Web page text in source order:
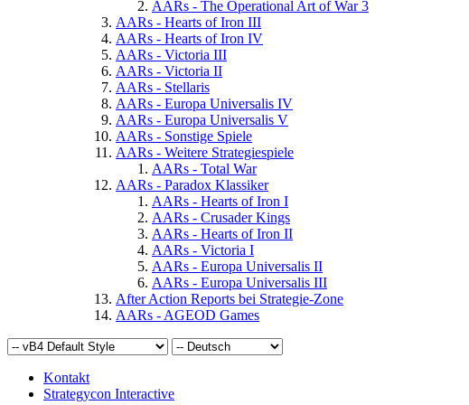
AARs - The Operational Art of War 3
AARs - Hearts of Iron III
AARs - Hearts of Iron IV
AARs - Victoria III
AARs - Victoria II
AARs - Stellaris
AARs - Europa Universalis IV
AARs - Europa Universalis V
AARs - Sonstige Spiele
AARs - Weitere Strategiespiele
AARs - Total War
AARs - Paradox Klassiker
AARs - Hearts of Iron I
AARs - Crusader Kings
AARs - Hearts of Iron II
AARs - Victoria I
AARs - Europa Universalis II
AARs - Europa Universalis III
After Action Reports bei Strategie-Zone
AARs - AGEOD Games
Kontakt
Strategycon Interactive